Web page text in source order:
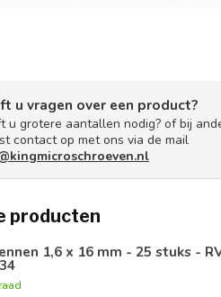
u vragen over een product?
u grotere aantallen nodig? of bij
contact op met ons via de mail
producten
1,6 x 16 mm - 25 stuks -